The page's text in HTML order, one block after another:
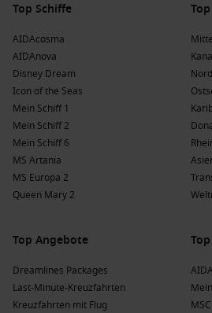
Top Schiffe
AIDAcosma
AIDAnova
Disney Dream
Icon of the Seas
Mein Schiff 1
Mein Schiff 2
Mein Schiff 6
MS Artania
MS Europa 2
Queen Mary 2
Top Angebote
Dreamlines Packages
Last-Minute-Kreuzfahrten
Kreuzfahrten mit Flug